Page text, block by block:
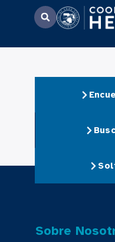
Sobre